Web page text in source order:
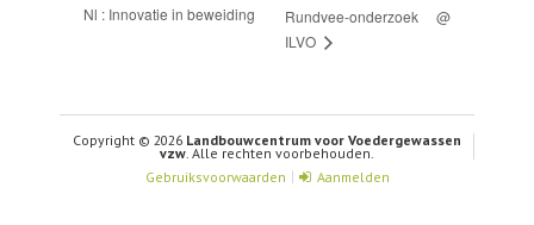
Nl : Innovatie in beweiding
Rundvee-onderzoek @
ILVO
Copyright © 2026 Landbouwcentrum voor Voedergewassen
vzw. Alle rechten voorbehouden.
Gebruiksvoorwaarden
Aanmelden